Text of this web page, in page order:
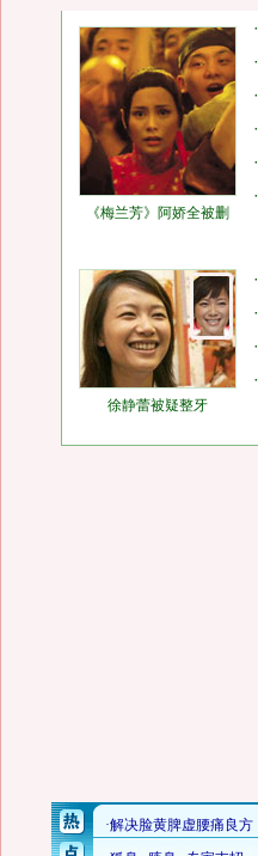
《梅兰芳》阿娇全被删
·
·
·
·
·
·
徐静蕾被疑整牙
·
·
·
·